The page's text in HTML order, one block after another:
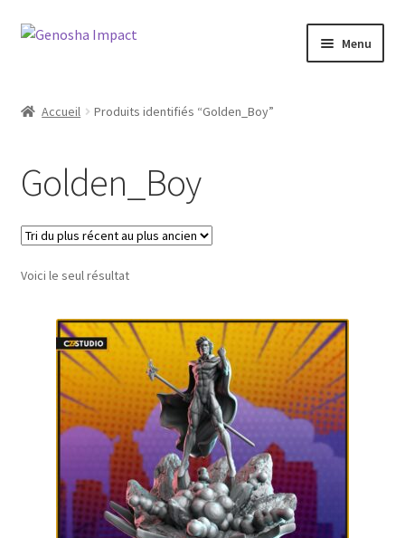
Aller
navigation
Aller
Menu
Checkout
My account
Shop
Wishlist
Accueil Produits identifiés “Golden_Boy”
Golden_Boy
Voici le seul résultat